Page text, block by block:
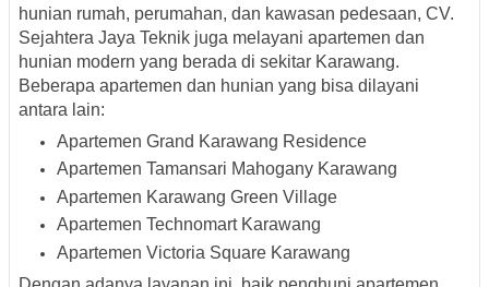
hunian rumah, perumahan, dan kawasan pedesaan, CV.
Sejahtera Jaya Teknik juga melayani apartemen dan
hunian modern yang berada di sekitar Karawang.
Beberapa apartemen dan hunian yang bisa dilayani
antara lain:
Apartemen Grand Karawang Residence
Apartemen Tamansari Mahogany Karawang
Apartemen Karawang Green Village
Apartemen Technomart Karawang
Apartemen Victoria Square Karawang